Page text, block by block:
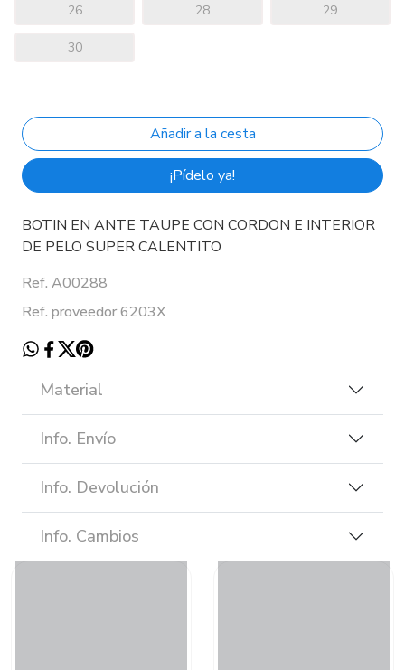
26 28 29
30
¡Pídelo ya!
BOTIN EN ANTE TAUPE CON CORDON E INTERIOR
DE PELO SUPER CALENTITO
Ref. A00288
Ref. proveedor 6203X
Material
Info. Envío
Info. Devolución
Info. Cambios